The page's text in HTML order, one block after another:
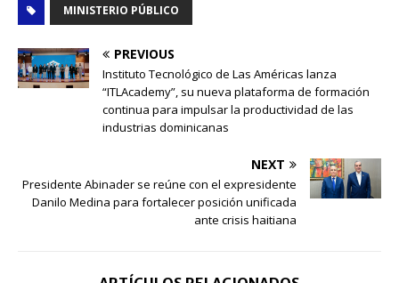
MINISTERIO PÚBLICO
PREVIOUS
Instituto Tecnológico de Las Américas lanza
“ITLAcademy”, su nueva plataforma de formación
continua para impulsar la productividad de las
industrias dominicanas
NEXT
Presidente Abinader se reúne con el expresidente
Danilo Medina para fortalecer posición unificada
ante crisis haitiana